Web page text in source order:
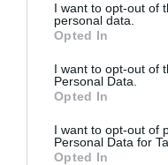
I want to opt-out of
personal data.
Opted In
I want to opt-out of
Personal Data.
Opted In
I want to opt-out of
Personal Data for
Opted In
commissione
un emendamento
rimpatrio è
non abbia ricevuto
Articolo precedente